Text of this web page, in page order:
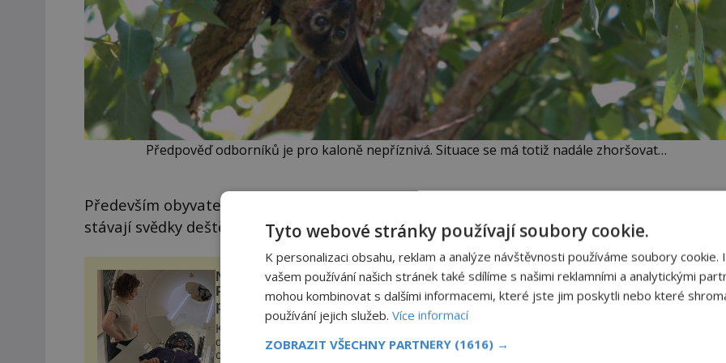
Předpověď odborníků je pro kaloně nepříznivá. Situace se má totiž nadále zhoršovat…
Především obyvatelé severovýchodní části Queenslandu a Nové Guineji se pravidelně
stávají svědky deště mrtvých kaloňů, které zabilo horké počasí.
Neinvazivní léčba nejen
Parkinsonovy choroby
pomocí ultrazvukové
„helmy“
Ke zmírnění třesu, který
doprovází Parkinsonovu
chorobu, je využívána hluboká
Obraz s andělem chrání
náš dům
Tyto webové stránky používají soubory cookie.
K personalizaci obsahu, reklam a analýze návštěvnosti používáme soubory cookie.
vašem používání našich stránek také sdílíme s našimi reklamními a analytickými
mohou kombinovat s dalšími informacemi, které jste jim poskytli nebo které
používání jejich služeb. Více informací
ZOBRAZIT VŠECHNY PARTNERY (1616) →